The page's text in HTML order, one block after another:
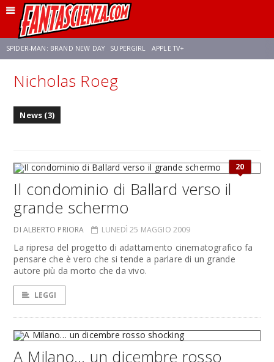
SPIDER-MAN: BRAND NEW DAY SUPERGIRL APPLE TV+
FRANCO RICCIARDIELLO ZENDAYA
Nicholas Roeg
News (3)
20
Il condominio di Ballard verso il
grande schermo
DI ALBERTO PRIORA LUNEDÌ 25 MAGGIO 2009
La ripresa del progetto di adattamento cinematografico fa
pensare che è vero che si tende a parlare di un grande
autore più da morto che da vivo.
LEGGI
A Milano… un dicembre rosso